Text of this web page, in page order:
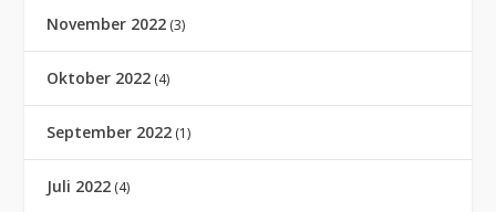
November 2022 (3)
Oktober 2022 (4)
September 2022 (1)
Juli 2022 (4)